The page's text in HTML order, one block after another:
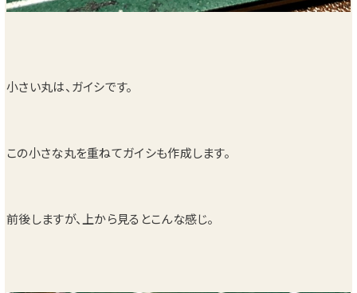
小さい丸は、ガイシです。
この小さな丸を重ねてガイシも作成します。
前後しますが、上から見るとこんな感じ。